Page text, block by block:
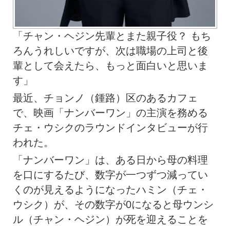
「チャン・ヘジン先輩とまた親子役？ もち
ろんうれしいですが、次は職場の上司と後
輩として会えたら、もっと面白いと思いま
す」
最近、チョンノ（鍾路）区のあるカフェ
で、映画「ナンバーワン」の主演を務める
チェ・ウシクのラウンドインタビューが行
われた。
「ナンバーワン」は、ある日から母の料理
を口にするたび、数字が一つずつ減ってい
くのが見えるようになったハミン（チェ・
ウシク）が、その数字が0になると母ウンシ
ル（チャン・ヘジン）が死を迎えることを